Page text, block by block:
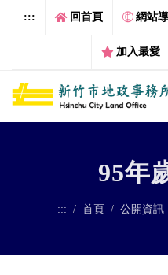
跳到主要內容區塊
::: 回首頁 網站
加入最愛
95年
::: 首頁 公開資訊